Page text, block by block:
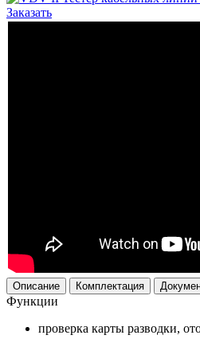
Заказать
Описание Комплектация
Функции
проверка карты разводки,